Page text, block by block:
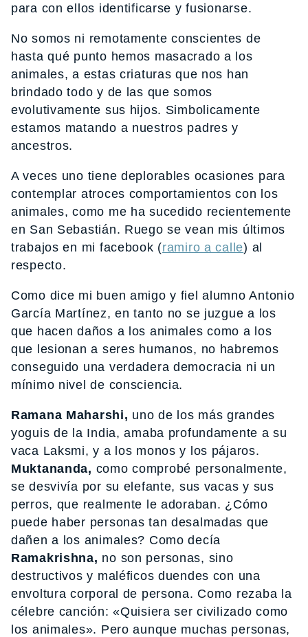
para con ellos identificarse y fusionarse.
No somos ni remotamente conscientes de
hasta qué punto hemos masacrado a los
animales, a estas criaturas que nos han
brindado todo y de las que somos
evolutivamente sus hijos. Simbolicamente
estamos matando a nuestros padres y
ancestros.
A veces uno tiene deplorables ocasiones para
contemplar atroces comportamientos con los
animales, como me ha sucedido recientemente
en San Sebastián. Ruego se vean mis últimos
trabajos en mi facebook (ramiro a calle) al
respecto.
Como dice mi buen amigo y fiel alumno Antonio
García Martínez, en tanto no se juzgue a los
que hacen daños a los animales como a los
que lesionan a seres humanos, no habremos
conseguido una verdadera democracia ni un
mínimo nivel de consciencia.
Ramana Maharshi, uno de los más grandes
yoguis de la India, amaba profundamente a su
vaca Laksmi, y a los monos y los pájaros.
Muktananda, como comprobé personalmente,
se desvivía por su elefante, sus vacas y sus
perros, que realmente le adoraban. ¿Cómo
puede haber personas tan desalmadas que
dañen a los animales? Como decía
Ramakrishna, no son personas, sino
destructivos y maléficos duendes con una
envoltura corporal de persona. Como rezaba la
célebre canción: «Quisiera ser civilizado como
los animales». Pero aunque muchas personas,